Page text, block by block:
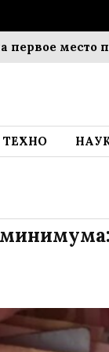
место по
ТЕХНО
минимума: